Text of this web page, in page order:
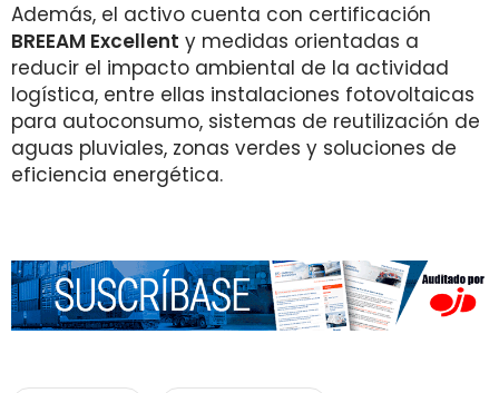
Además, el activo cuenta con certificación
BREEAM Excellent y medidas orientadas a
reducir el impacto ambiental de la actividad
logística, entre ellas instalaciones fotovoltaicas
para autoconsumo, sistemas de reutilización de
aguas pluviales, zonas verdes y soluciones de
eficiencia energética.